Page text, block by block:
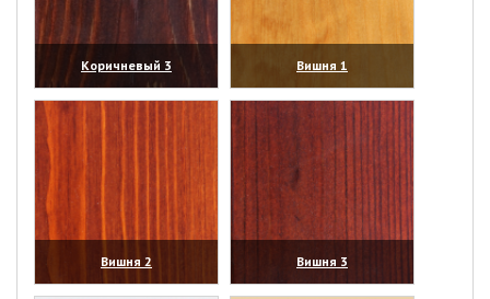
Коричневый 3
(увеличить)
Вишня 1
(увеличить)
Вишня 2
(увеличить)
Вишня 3
(увеличить)